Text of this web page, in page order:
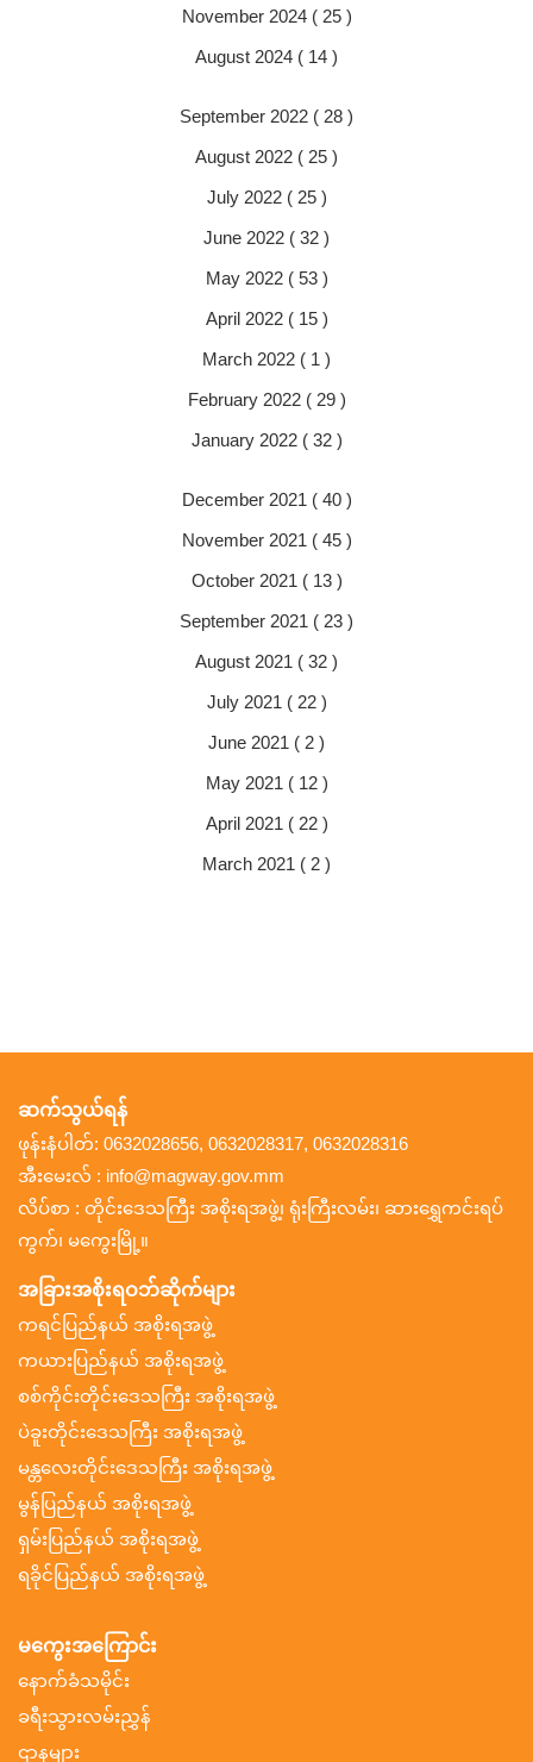
November 2024 ( 25 )
August 2024 ( 14 )
September 2022 ( 28 )
August 2022 ( 25 )
July 2022 ( 25 )
June 2022 ( 32 )
May 2022 ( 53 )
April 2022 ( 15 )
March 2022 ( 1 )
February 2022 ( 29 )
January 2022 ( 32 )
December 2021 ( 40 )
November 2021 ( 45 )
October 2021 ( 13 )
September 2021 ( 23 )
August 2021 ( 32 )
July 2021 ( 22 )
June 2021 ( 2 )
May 2021 ( 12 )
April 2021 ( 22 )
March 2021 ( 2 )
ဆက်သွယ်ရန်
ဖုန်းနံပါတ်: 0632028656, 0632028317, 0632028316
အီးမေးလ် : info@magway.gov.mm
လိပ်စာ : တိုင်းဒေသကြီး အစိုးရအဖွဲ့၊ ရုံးကြီးလမ်း၊ ဆားရွှေကင်းရပ်
ကွက်၊ မကွေးမြို့။
အခြားအစိုးရဝဘ်ဆိုက်များ
ကရင်ပြည်နယ် အစိုးရအဖွဲ့
ကယားပြည်နယ် အစိုးရအဖွဲ့
စစ်ကိုင်းတိုင်းဒေသကြီး အစိုးရအဖွဲ့
ပဲခူးတိုင်းဒေသကြီး အစိုးရအဖွဲ့
မန္တလေးတိုင်းဒေသကြီး အစိုးရအဖွဲ့
မွန်ပြည်နယ် အစိုးရအဖွဲ့
ရှမ်းပြည်နယ် အစိုးရအဖွဲ့
ရခိုင်ပြည်နယ် အစိုးရအဖွဲ့
မကွေးအကြောင်း
နောက်ခံသမိုင်း
ခရီးသွားလမ်းညွှန်
ဌာနများ